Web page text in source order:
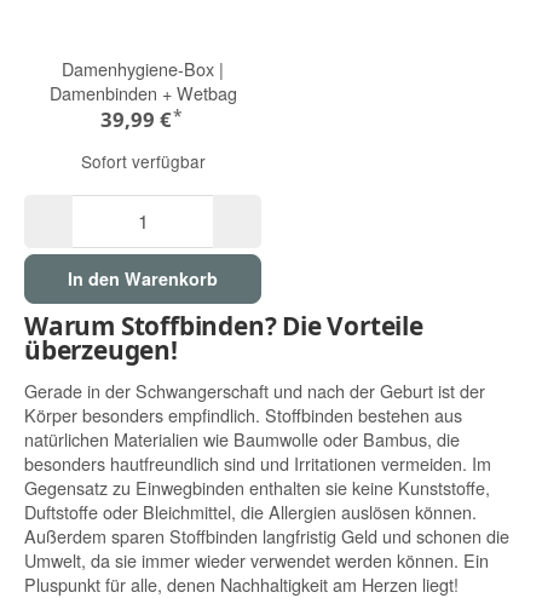
Damenhygiene-Box |
Damenbinden + Wetbag
39,99 €*
Sofort verfügbar
In den Warenkorb
Warum Stoffbinden? Die Vorteile
überzeugen!
Gerade in der Schwangerschaft und nach der Geburt ist der
Körper besonders empfindlich. Stoffbinden bestehen aus
natürlichen Materialien wie Baumwolle oder Bambus, die
besonders hautfreundlich sind und Irritationen vermeiden. Im
Gegensatz zu Einwegbinden enthalten sie keine Kunststoffe,
Duftstoffe oder Bleichmittel, die Allergien auslösen können.
Außerdem sparen Stoffbinden langfristig Geld und schonen die
Umwelt, da sie immer wieder verwendet werden können. Ein
Pluspunkt für alle, denen Nachhaltigkeit am Herzen liegt!